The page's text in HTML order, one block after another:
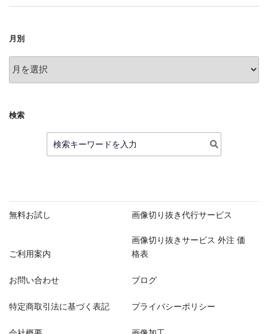
月別
月
別
検索
検
無料お試し 画像切り抜き代行サービス
ご利用案内
画像切り抜きサービス 外注 価
格表
お問い合わせ ブログ
特定商取引法に基づく表記 プライバシーポリシー